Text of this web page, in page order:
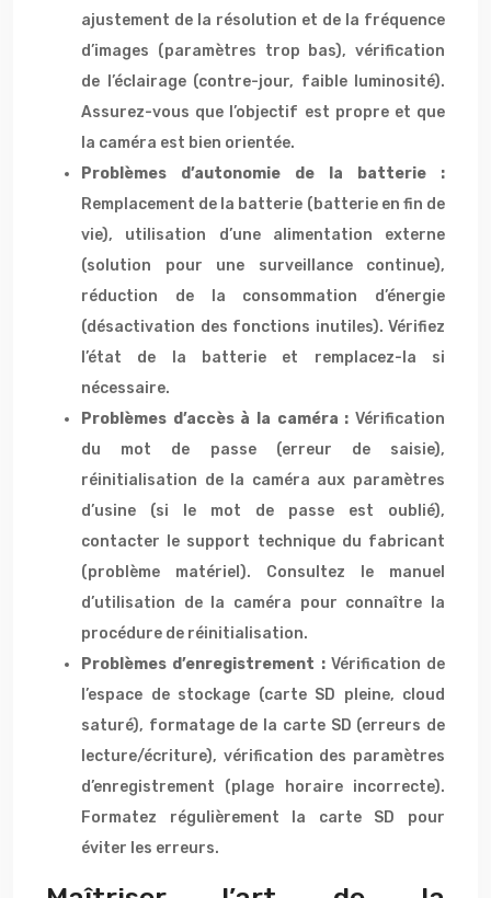
ajustement de la résolution et de la fréquence
d’images (paramètres trop bas), vérification
de l’éclairage (contre-jour, faible luminosité).
Assurez-vous que l’objectif est propre et que
la caméra est bien orientée.
Problèmes d’autonomie de la batterie :
Remplacement de la batterie (batterie en fin de
vie), utilisation d’une alimentation externe
(solution pour une surveillance continue),
réduction de la consommation d’énergie
(désactivation des fonctions inutiles). Vérifiez
l’état de la batterie et remplacez-la si
nécessaire.
Problèmes d’accès à la caméra : Vérification
du mot de passe (erreur de saisie),
réinitialisation de la caméra aux paramètres
d’usine (si le mot de passe est oublié),
contacter le support technique du fabricant
(problème matériel). Consultez le manuel
d’utilisation de la caméra pour connaître la
procédure de réinitialisation.
Problèmes d’enregistrement : Vérification de
l’espace de stockage (carte SD pleine, cloud
saturé), formatage de la carte SD (erreurs de
lecture/écriture), vérification des paramètres
d’enregistrement (plage horaire incorrecte).
Formatez régulièrement la carte SD pour
éviter les erreurs.